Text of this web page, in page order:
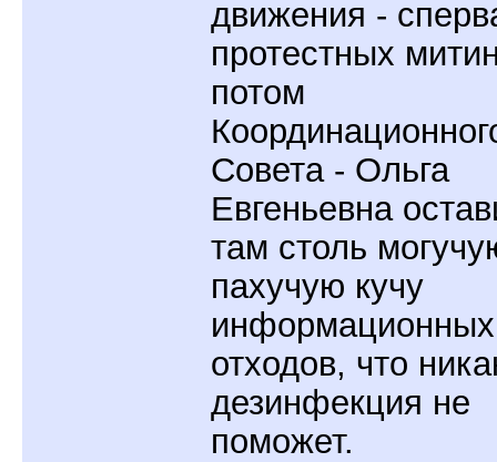
движения -
протестных
потом
Совета - Ольга
Евгеньевна
там столь
пахучую кучу
информационных
отходов, что
дезинфекция не
поможет.